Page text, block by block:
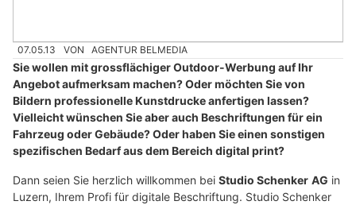
07.05.13 VON AGENTUR BELMEDIA
Sie wollen mit grossflächiger Outdoor-Werbung auf Ihr
Angebot aufmerksam machen? Oder möchten Sie von
Bildern professionelle Kunstdrucke anfertigen lassen?
Vielleicht wünschen Sie aber auch Beschriftungen für ein
Fahrzeug oder Gebäude? Oder haben Sie einen sonstigen
spezifischen Bedarf aus dem Bereich digital print?
Dann seien Sie herzlich willkommen bei Studio Schenker AG in
Luzern, Ihrem Profi für digitale Beschriftung. Studio Schenker